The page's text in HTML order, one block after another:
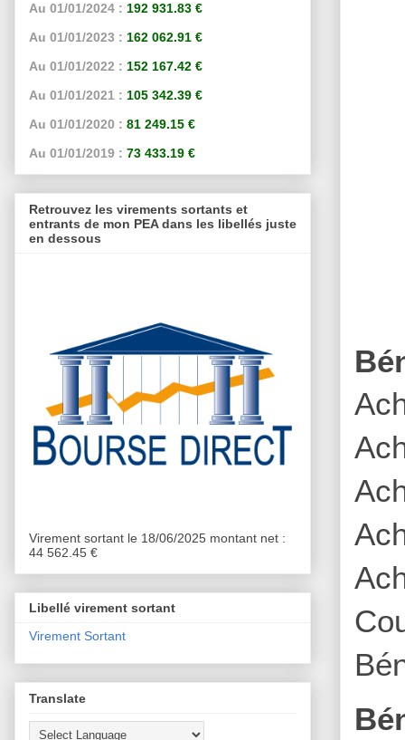
Au 01/01/2024 : 192 931.83 €
Au 01/01/2023 : 162 062.91 €
Au 01/01/2022 : 152 167.42 €
Au 01/01/2021 : 105 342.39 €
Au 01/01/2020 : 81 249.15 €
Au 01/01/2019 : 73 433.19 €
Retrouvez les virements sortants et
entrants de mon PEA dans les libellés juste
en dessous
Virement sortant le 18/06/2025 montant net :
44 562.45 €
Libellé virement sortant
Virement Sortant
Translate